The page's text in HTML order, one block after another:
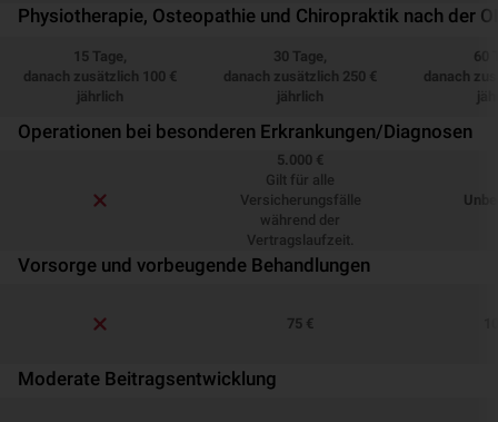
Physiotherapie, Osteopathie und Chiropraktik nach der
15 Tage,
danach zusätzlich 100 €
jährlich
30 Tage,
danach zusätzlich 250 €
jährlich
60
danach
Operationen bei besonderen Erkrankungen/Diagnosen
5.000 €
Gilt für alle
Versicherungsfälle
während der
Vertragslaufzeit.
Vorsorge und vorbeugende Behandlungen
75 €
Moderate Beitragsentwicklung